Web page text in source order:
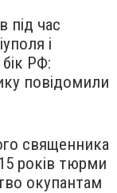
під час
і
РФ:
повідомили
священника
років тюрми
окупантам